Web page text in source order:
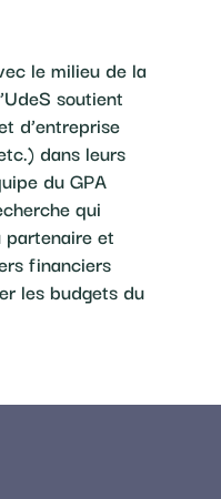
le milieu de la
soutient
d’entreprise
dans leurs
du GPA
qui
partenaire et
financiers
les budgets du